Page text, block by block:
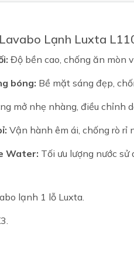
Combo bồn cầu nhà trọ
Combo thiết bị vệ sinh
Combo Máy nước nóng
mặt trời
Combo thiết bị vệ sinh
Lạnh Luxta
Độ bền cao, chống ăn mòn
bóng: Bề mặt sáng đẹp,
mở nhẹ nhàng, điều chỉnh
Vận hành êm ái, chống rò rỉ
Water: Tối ưu lượng nước
lạnh 1 lỗ Luxta.